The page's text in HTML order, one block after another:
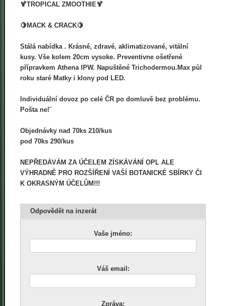
🍹TROPICAL ZMOOTHIE🍹
🍋MACK & CRACK🍋
Stálá nabídka . Krásné, zdravé, aklimatizované, vitální
kusy. Vše kolem 20cm vysoke. Preventivne ošetřené
přípravkem Athena IPW. Napuštěné Trichodermou.Max půl
roku staré Matky i klony pod LED.
Individuální dovoz po celé ČR po domluvě bez problému.
Pošta ne!¨
Objednávky nad 70ks 210/kus
pod 70ks 290/kus
NEPŘEDÁVÁM ZA ÚČELEM ZÍSKÁVÁNÍ OPL ALE
VÝHRADNĚ PRO ROZŠÍŘENÍ VAŠÍ BOTANICKÉ SBÍRKY ČI
K OKRASNÝM ÚČELŮM!!!
Odpovědět na inzerát
Vaše jméno:
Váš email:
Zpráva: